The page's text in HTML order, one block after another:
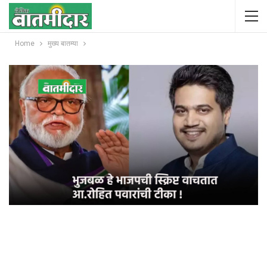
Home मुख्य बातम्या